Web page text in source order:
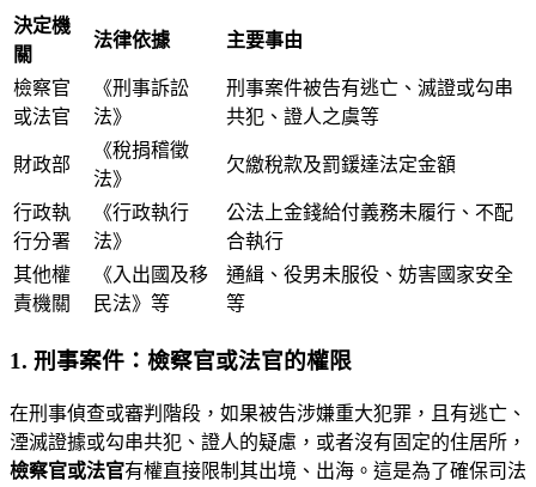
決定機
關
法律依據 主要事由
檢察官
或法官
《刑事訴訟
法》
刑事案件被告有逃亡、滅證或勾串
共犯、證人之虞等
財政部
《稅捐稽徵
法》
欠繳稅款及罰鍰達法定金額
行政執
行分署
《行政執行
法》
公法上金錢給付義務未履行、不配
合執行
其他權
責機關
《入出國及移
民法》等
通緝、役男未服役、妨害國家安全
等
1. 刑事案件：檢察官或法官的權限
在刑事偵查或審判階段，如果被告涉嫌重大犯罪，且有逃亡、
湮滅證據或勾串共犯、證人的疑慮，或者沒有固定的住居所，
檢察官或法官有權直接限制其出境、出海。這是為了確保司法